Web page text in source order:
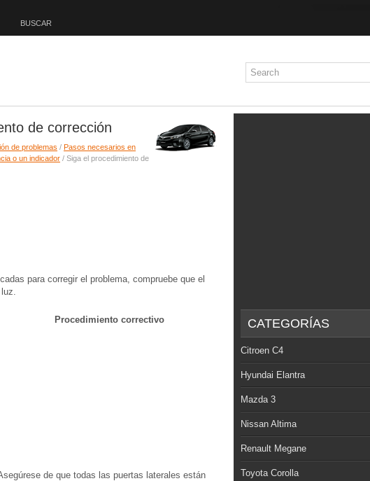
BUSCAR
de corrección
de problemas / Pasos necesarios en
o un indicador / Siga el procedimiento de
para corregir el problema, compruebe que el
Procedimiento correctivo
de que todas las puertas laterales están
CATEGORÍAS
Citroen C4
Hyundai Elantra
Mazda 3
Nissan Altima
Renault Megane
Toyota Corolla